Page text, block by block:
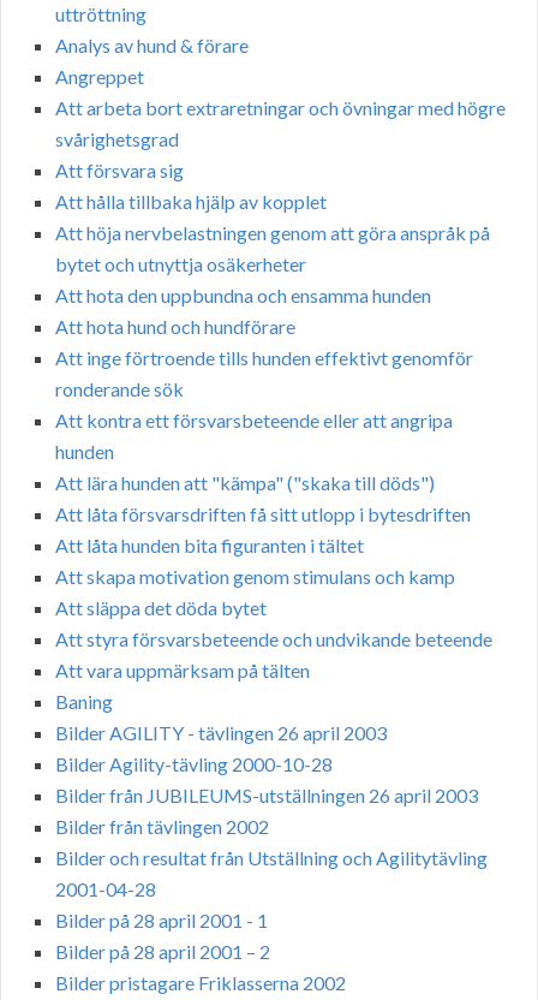
uttröttning
Analys av hund & förare
Angreppet
Att arbeta bort extraretningar och övningar med högre
svårighetsgrad
Att försvara sig
Att hålla tillbaka hjälp av kopplet
Att höja nervbelastningen genom att göra anspråk på
bytet och utnyttja osäkerheter
Att hota den uppbundna och ensamma hunden
Att hota hund och hundförare
Att inge förtroende tills hunden effektivt genomför
ronderande sök
Att kontra ett försvarsbeteende eller att angripa
hunden
Att lära hunden att "kämpa" ("skaka till döds")
Att låta försvarsdriften få sitt utlopp i bytesdriften
Att låta hunden bita figuranten i tältet
Att skapa motivation genom stimulans och kamp
Att släppa det döda bytet
Att styra försvarsbeteende och undvikande beteende
Att vara uppmärksam på tälten
Baning
Bilder AGILITY - tävlingen 26 april 2003
Bilder Agility-tävling 2000-10-28
Bilder från JUBILEUMS-utställningen 26 april 2003
Bilder från tävlingen 2002
Bilder och resultat från Utställning och Agilitytävling
2001-04-28
Bilder på 28 april 2001 - 1
Bilder på 28 april 2001 – 2
Bilder pristagare Friklasserna 2002